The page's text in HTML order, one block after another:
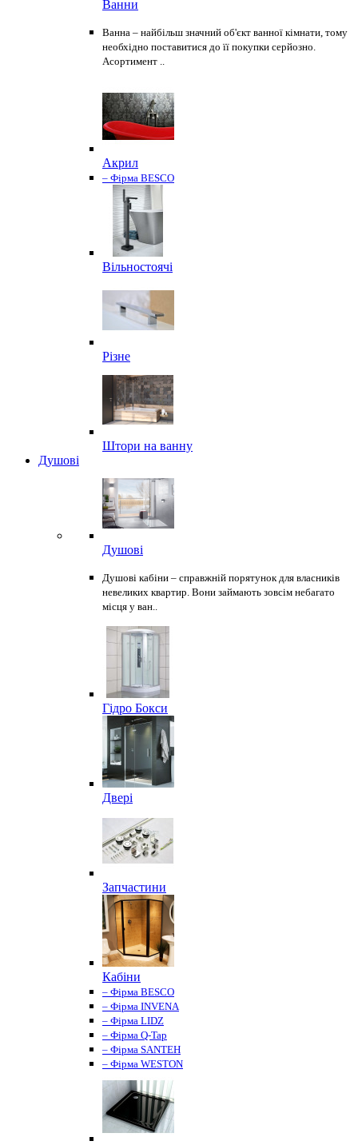
Ванни
Ванна – найбільш значний об'єкт ванної кімнати, тому
необхідно поставитися до її покупки серйозно.
Асортимент ..
Акрил
– Фірма BESCO
Вільностоячі
Різне
Штори на ванну
Душові
Душові
Душові кабіни – справжній порятунок для власників
невеликих квартир. Вони займають зовсім небагато
місця у ван..
Гідро Бокси
Двері
Запчастини
Кабіни
– Фірма BESCO
– Фірма INVENA
– Фірма LIDZ
– Фірма Q-Tap
– Фірма SANTEH
– Фірма WESTON